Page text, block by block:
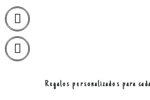
Regalos personalizados para